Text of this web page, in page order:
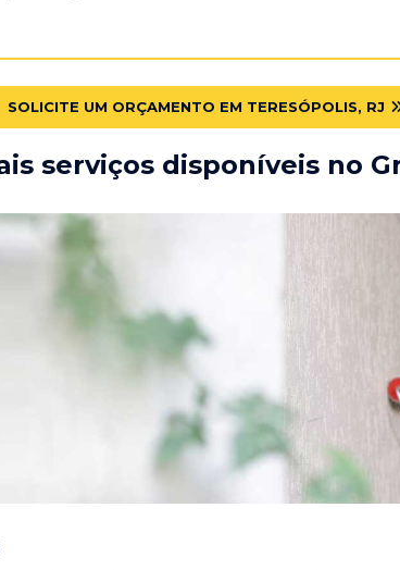
SOLICITE UM ORÇAMENTO EM TERESÓPOLIS, RJ
serviços disponíveis no